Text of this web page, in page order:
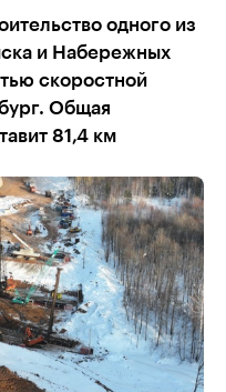
одного из
и Набережных
скоростной
Общая
81,4 км